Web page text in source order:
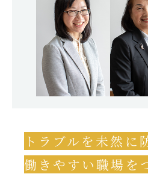
トラブルを未然に
働きやすい職場を